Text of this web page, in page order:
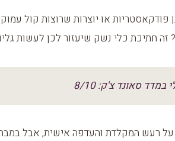
או יוצרות שרוצות קול עמוק,
זה חתיכת כלי נשק שיעזור לכן לעשות
במדד סאונד צ'ק: 8/10
על רעש המקלדת והעדפה אישית, אבל